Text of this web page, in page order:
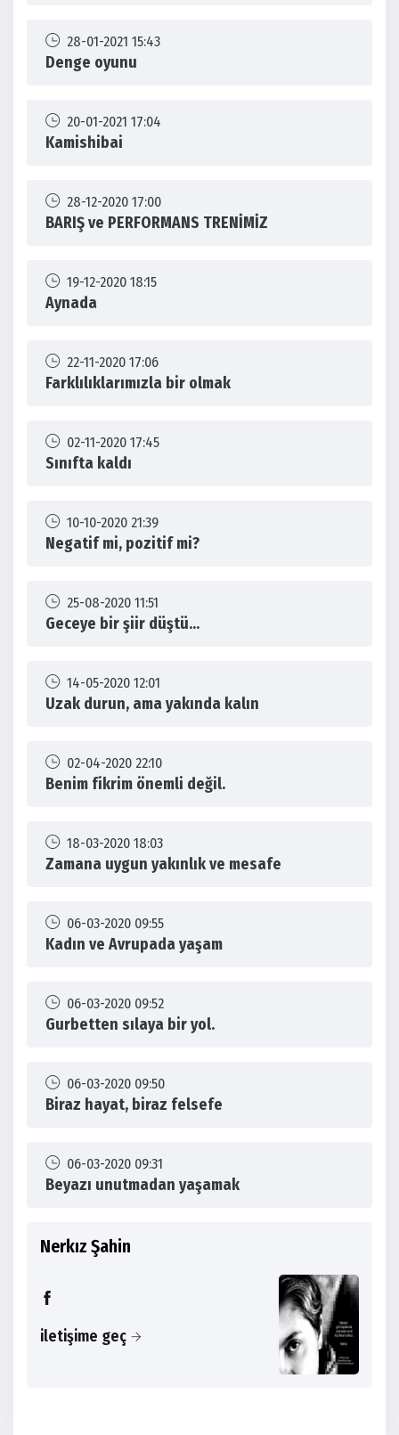
28-01-2021 15:43
Denge oyunu
20-01-2021 17:04
Kamishibai
28-12-2020 17:00
BARIŞ ve PERFORMANS TRENİMİZ
19-12-2020 18:15
Aynada
22-11-2020 17:06
Farklılıklarımızla bir olmak
02-11-2020 17:45
Sınıfta kaldı
10-10-2020 21:39
Negatif mi, pozitif mi?
25-08-2020 11:51
Geceye bir şiir düştü...
14-05-2020 12:01
Uzak durun, ama yakında kalın
02-04-2020 22:10
Benim fikrim önemli değil.
18-03-2020 18:03
Zamana uygun yakınlık ve mesafe
06-03-2020 09:55
Kadın ve Avrupada yaşam
06-03-2020 09:52
Gurbetten sılaya bir yol.
06-03-2020 09:50
Biraz hayat, biraz felsefe
06-03-2020 09:31
Beyazı unutmadan yaşamak
Nerkız Şahin
iletişime geç